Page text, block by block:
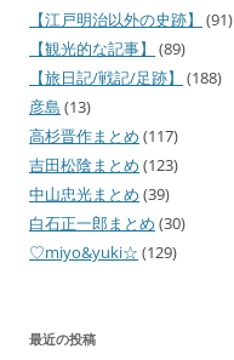
【江戸明治以外の史跡】
(91)
【観光的な記事】
(89)
【旅日記/戦記/足跡】
(188)
彦島 (13)
高杉晋作まとめ (117)
吉田松陰まとめ (123)
中山忠光まとめ (39)
白石正一郎まとめ (30)
♡miyo&yuki☆ (129)
最近の投稿